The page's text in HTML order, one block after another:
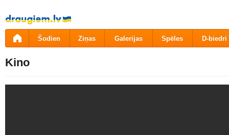
Pāriet
uz
saturu
Šodien Ziņas Galerijas Spēles D-biedri
Kino